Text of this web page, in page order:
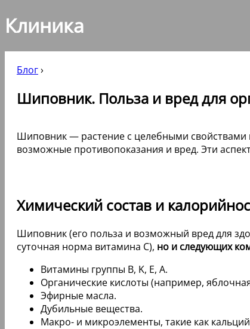
Клиника
Блог›
Шиповник. Польза и вред для
Шиповник — растение с целебными свойствами
возможные противопоказания и вред. Эти
Химический состав и
Шиповник (его польза и возможный вред для
суточная норма витамина C), но и следующих
Витамины группы B, K, E, A.
Органические кислоты (например,
Эфирные масла.
Дубильные вещества.
Макро- и микроэлементы, такие как